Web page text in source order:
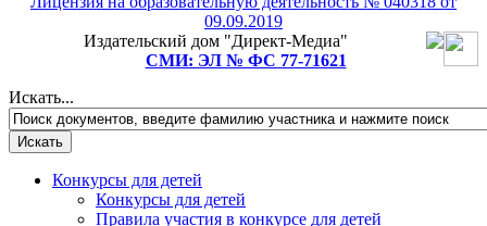
Лицензия на образовательную деятельность № 040318 от
09.09.2019
Издательский дом "Директ-Медиа"
СМИ: ЭЛ № ФС 77-71621
Искать...
Конкурсы для детей
Конкурсы для детей
Рады приветствовать Вас!
Подпишитесь на рассылку и мы подарим Вам
детском конкурсе на выбор!